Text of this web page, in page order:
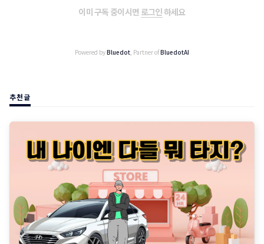
이미 구독 중이시면 로그인하세요
Powered byBluedot , Partner ofBluedotAI
추천글